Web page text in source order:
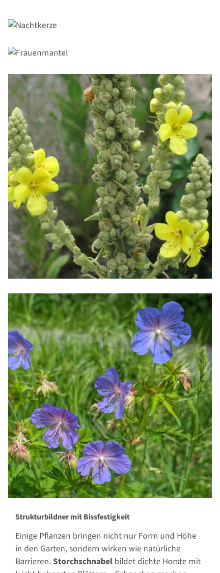
Strukturbildner mit Bissfestigkeit
Einige Pflanzen bringen nicht nur Form und Höhe
in den Garten, sondern wirken wie natürliche
Barrieren. Storchschnabel bildet dichte Horste mit